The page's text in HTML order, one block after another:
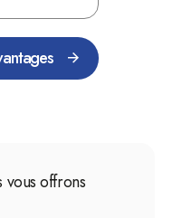
offrons